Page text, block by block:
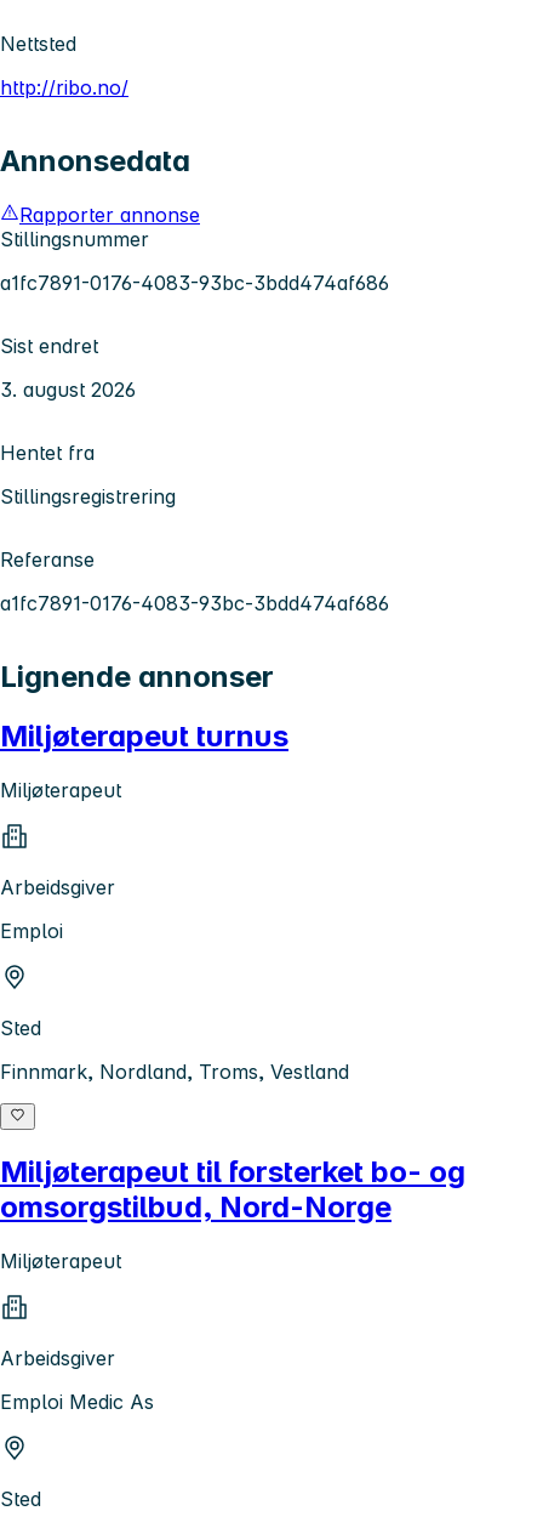
Nettsted
http://ribo.no/
Annonsedata
Rapporter annonse
Stillingsnummer
a1fc7891-0176-4083-93bc-3bdd474af686
Sist endret
3. august 2026
Hentet fra
Stillingsregistrering
Referanse
a1fc7891-0176-4083-93bc-3bdd474af686
Lignende annonser
Miljøterapeut turnus
Miljøterapeut
Arbeidsgiver
Emploi
Sted
Finnmark, Nordland, Troms, Vestland
Miljøterapeut til forsterket bo- og
omsorgstilbud, Nord-Norge
Miljøterapeut
Arbeidsgiver
Emploi Medic As
Sted